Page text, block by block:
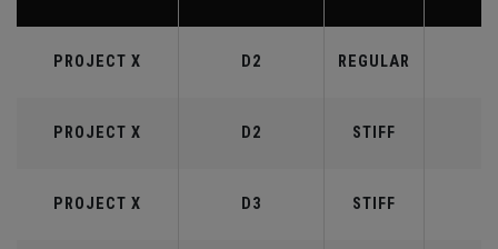
PROJECT X D2 REGULAR
PROJECT X D2 STIFF
PROJECT X D3 STIFF